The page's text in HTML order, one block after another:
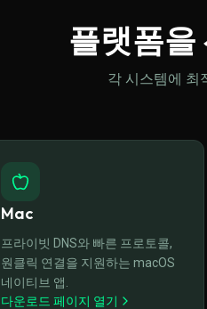
플랫폼을
각 시스템에 최
Mac
프라이빗 DNS와 빠른 프로토콜,
원클릭 연결을 지원하는 macOS
네이티브 앱.
다운로드 페이지 열기